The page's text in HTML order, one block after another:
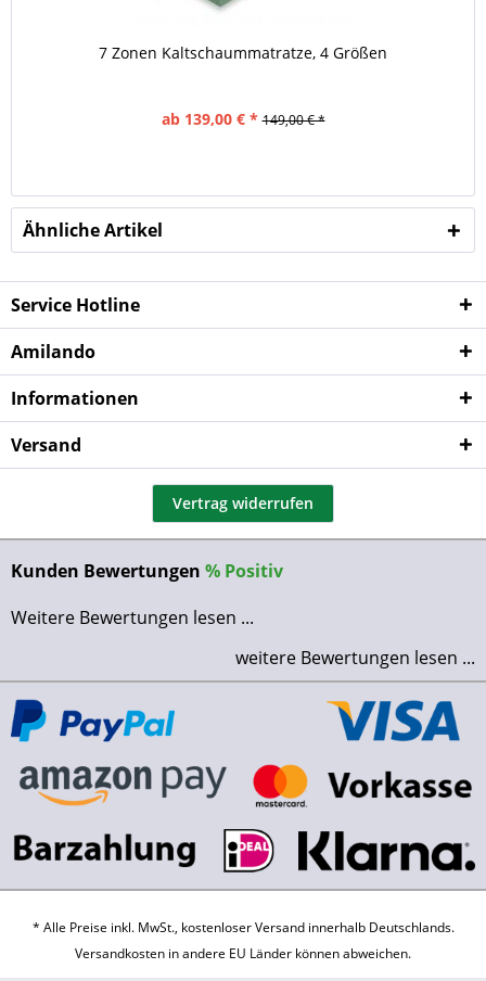
7 Zonen Kaltschaummatratze, 4 Größen
ab 139,00 € * 149,00 € *
Ähnliche Artikel
Service Hotline
Amilando
Informationen
Versand
Vertrag widerrufen
Kunden Bewertungen % Positiv
Weitere Bewertungen lesen ...
weitere Bewertungen lesen ...
* Alle Preise inkl. MwSt., kostenloser Versand innerhalb Deutschlands.
Versandkosten in andere EU Länder können abweichen.